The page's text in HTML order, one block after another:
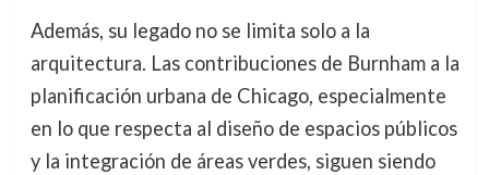
Además, su legado no se limita solo a la
arquitectura. Las contribuciones de Burnham a la
planificación urbana de Chicago, especialmente
en lo que respecta al diseño de espacios públicos
y la integración de áreas verdes, siguen siendo